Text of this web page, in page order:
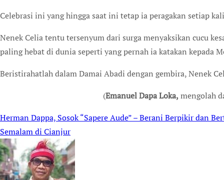
Celebrasi ini yang hingga saat ini tetap ia peragakan setiap
Nenek Celia tentu tersenyum dari surga menyaksikan cucu
paling hebat di dunia seperti yang pernah ia katakan kepada
Beristirahatlah dalam Damai Abadi dengan gembira, Nenek
(Emanuel Dapa Loka, mengolah
Post
navigation
Herman Dappa, Sosok “Sapere Aude” – Berani Berpikir dan
Semalam di Cianjur